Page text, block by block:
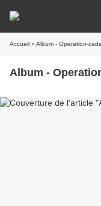
Accueil » Album - Operation-
Album -